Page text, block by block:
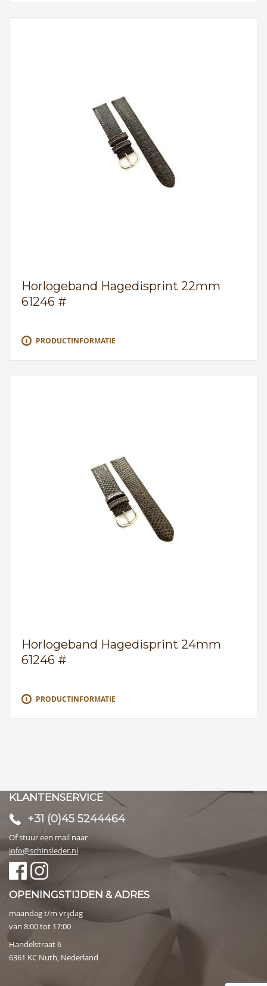
Horlogeband Hagedisprint 22mm
61246 #
PRODUCTINFORMATIE
Horlogeband Hagedisprint 24mm
61246 #
PRODUCTINFORMATIE
KLANTENSERVICE
+31 (0)45 5244464
Of stuur een mail naar
info@schinsleder.nl
OPENINGSTIJDEN & ADRES
maandag t/m vrijdag
van 8:00 tot 17:00
Handelstraat 6
6361 KC Nuth, Nederland